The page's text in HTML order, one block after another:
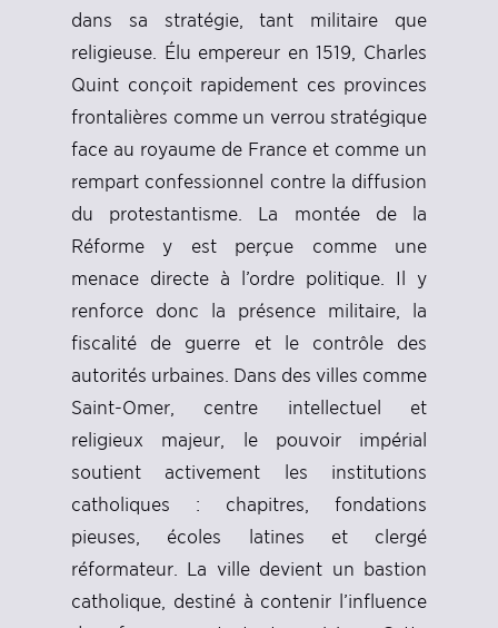
dans sa stratégie, tant militaire que
religieuse. Élu empereur en 1519, Charles
Quint conçoit rapidement ces provinces
frontalières comme un verrou stratégique
face au royaume de France et comme un
rempart confessionnel contre la diffusion
du protestantisme. La montée de la
Réforme y est perçue comme une
menace directe à l’ordre politique. Il y
renforce donc la présence militaire, la
fiscalité de guerre et le contrôle des
autorités urbaines. Dans des villes comme
Saint-Omer, centre intellectuel et
religieux majeur, le pouvoir impérial
soutient activement les institutions
catholiques : chapitres, fondations
pieuses, écoles latines et clergé
réformateur. La ville devient un bastion
catholique, destiné à contenir l’influence